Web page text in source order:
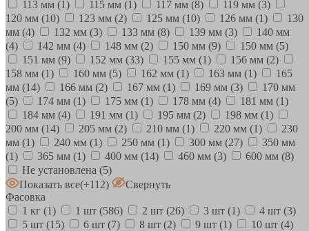
113 мм (1) 115 мм (1) 117 мм (8) 119 мм (3)
120 мм (10) 123 мм (2) 125 мм (10) 126 мм (1)
130
мм (4) 132 мм (3) 133 мм (8) 139 мм (3)
140 мм
(4)
142 мм (4) 148 мм (2) 150 мм (9) 150 мм (5)
151 мм (9) 152 мм (33) 155 мм (1) 156 мм (2)
158 мм (1) 160 мм (5) 162 мм (1) 163 мм (1)
165
мм (14) 166 мм (2) 167 мм (1) 169 мм (3)
170 мм
(5)
174 мм (1) 175 мм (1) 178 мм (4) 181 мм (1)
184 мм (4) 191 мм (1) 195 мм (2) 198 мм (1)
200 мм (14) 205 мм (2) 210 мм (1) 220 мм (1)
230
мм (1) 240 мм (1) 250 мм (1) 300 мм (27)
350 мм
(1)
365 мм (1) 400 мм (14) 460 мм (3) 600 мм (8)
Не установлена (5)
Показать все(+112)
Свернуть
Фасовка
1 кг (1) 1 шт (586) 2 шт (26) 3 шт (1) 4 шт (3)
5 шт (15) 6 шт (7) 8 шт (2) 9 шт (1) 10 шт (4)